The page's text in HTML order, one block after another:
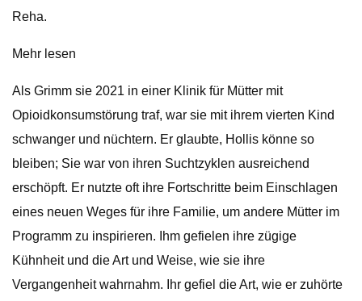
Reha.
Mehr lesen
Als Grimm sie 2021 in einer Klinik für Mütter mit
Opioidkonsumstörung traf, war sie mit ihrem vierten Kind
schwanger und nüchtern. Er glaubte, Hollis könne so
bleiben; Sie war von ihren Suchtzyklen ausreichend
erschöpft. Er nutzte oft ihre Fortschritte beim Einschlagen
eines neuen Weges für ihre Familie, um andere Mütter im
Programm zu inspirieren. Ihm gefielen ihre zügige
Kühnheit und die Art und Weise, wie sie ihre
Vergangenheit wahrnahm. Ihr gefiel die Art, wie er zuhörte